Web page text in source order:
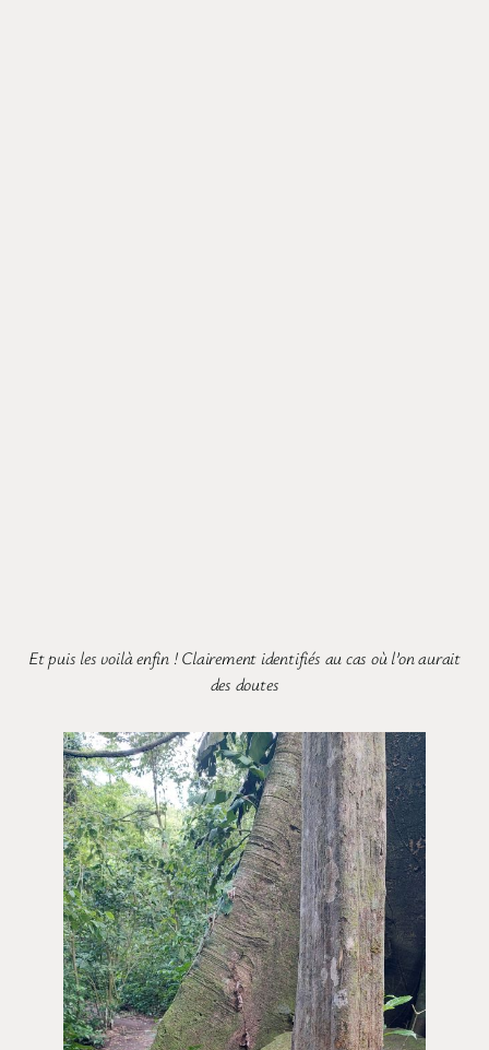
Et puis les voilà enfin ! Clairement identifiés au cas où l’on aurait
des doutes